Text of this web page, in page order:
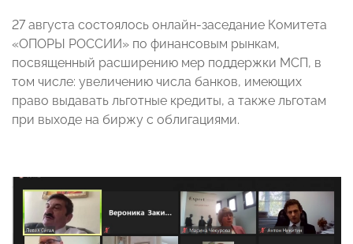
27 августа состоялось онлайн-заседание Комитета
«ОПОРЫ РОССИИ» по финансовым рынкам,
посвященный расширению мер поддержки МСП, в
том числе: увеличению числа банков, имеющих
право выдавать льготные кредиты, а также льготам
при выходе на биржу с облигациями.